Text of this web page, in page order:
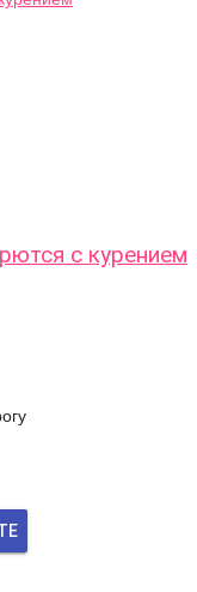
с курением